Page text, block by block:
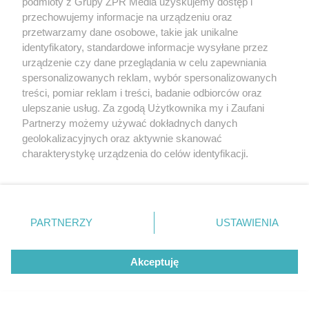
ZOBACZ WIĘCEJ
przechowujemy informacje na urządzeniu oraz
przetwarzamy dane osobowe, takie jak unikalne
identyfikatory, standardowe informacje wysyłane przez
urządzenie czy dane przeglądania w celu zapewniania
spersonalizowanych reklam, wybór spersonalizowanych
treści, pomiar reklam i treści, badanie odbiorców oraz
ulepszanie usług. Za zgodą Użytkownika my i Zaufani
Partnerzy możemy używać dokładnych danych
geolokalizacyjnych oraz aktywnie skanować
charakterystykę urządzenia do celów identyfikacji.
zmienić/wycofać klikając przycisk ustawień prywatności
znajdujący się w lewym dolnym rogu strony
rodzaje przetwarzania danych nie wymagają zgody
użytkownika, ale masz prawo sprzeciwić się takiemu
przetwarzaniu. Preferencje będą miały zastosowanie tylko
PARTNERZY USTAWIENIA
Akceptuję